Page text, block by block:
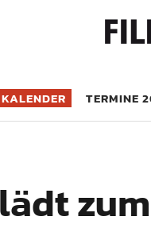
KALENDER TERMINE